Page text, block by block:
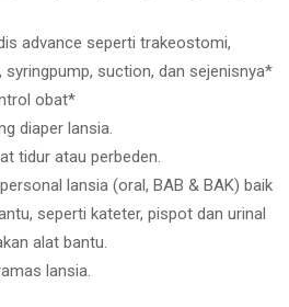
advance seperti trakeostomi,
syringpump, suction, dan sejenisnya*
obat*
diaper lansia.
tidur atau perbeden.
lansia (oral, BAB & BAK) baik
seperti kateter, pispot dan urinal
alat bantu.
lansia.